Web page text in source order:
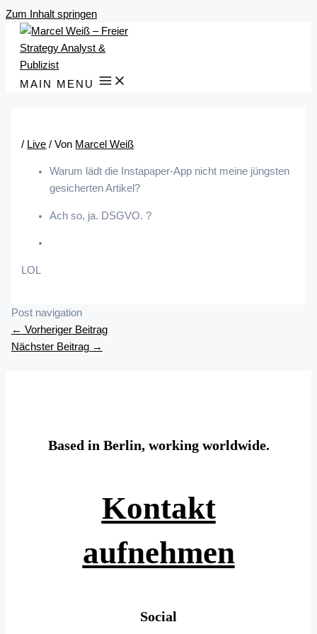
Zum Inhalt springen
MAIN MENU
/ Live / Von Marcel Weiß
Warum lädt die Instapaper-App nicht meine jüngsten
gesicherten Artikel?
Ach so, ja. DSGVO. ?
LOL
Post navigation
← Vorheriger Beitrag
Nächster Beitrag →
Based in Berlin, working worldwide.
Kontakt
aufnehmen
Social